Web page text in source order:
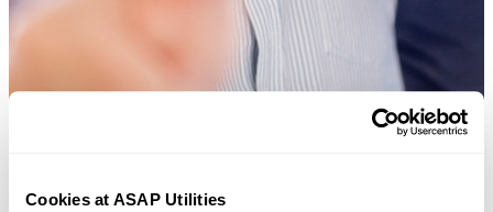
Cookies at ASAP Utilities
许多 Excel 用户希望 Excel 内置的实用工具